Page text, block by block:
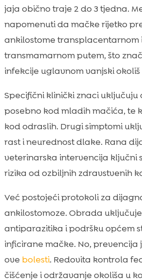
jaja obično traje 2 do 3 tjedna.
napomenuti da mačke rijetko
ankilostome transplacentarnom
transmamarnom putem, što
infekcije uglavnom vanjski okoliš
Specifični klinički znaci uključuju
posebno kod mladih mačića, te
kod odraslih. Drugi simptomi
rast i neurednost dlake. Rana
veterinarska intervencija ključni
rizika od ozbiljnih zdravstvenih
Već postojeći protokoli za
ankilostomoze. Obrada
antiparazitika i podršku općem
inficirane mačke. No, prevencija
ove bolesti. Redovita kontrola
čišćenje i održavanje okoliša u